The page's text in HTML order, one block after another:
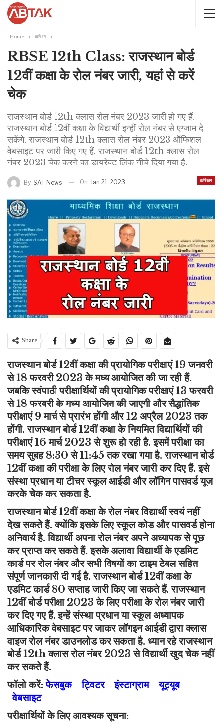
Home करिअर
RBSE 12th Class: राजस्थान बोर्ड
12वीं कक्षा के रोल नंबर जारी, यहां से करें
चेक
राजस्थान बोर्ड 12th क्लास रोल नंबर 2023 जारी हो गए हैं.
राजस्थान बोर्ड 12वीं कक्षा के विद्यार्थी इन्हीं रोल नंबर से एग्जाम दे
सकेंगे. राजस्थान बोर्ड 12th क्लास रोल नंबर 2023 ऑफिशल
वेबसाइट पर जारी किए गए हैं. राजस्थान बोर्ड 12th क्लास रोल
नंबर 2023 चेक करने का डायरेक्ट लिंक नीचे दिया गया है.
करिअर
By SAT News On Jan 21, 2023
Share
राजस्थान बोर्ड 12वीं कक्षा की प्रायोगिक परीक्षाएं 19 जनवरी
से 18 फरवरी 2023 के मध्य आयोजित की जा रही हैं.
जबकि स्वंपाठी परीक्षार्थियों की प्रायोगिक परीक्षाएं 13 फरवरी
से 18 फरवरी के मध्य आयोजित की जाएगी और सैद्धांतिक
परीक्षाएं 9 मार्च से प्रारंभ होंगी और 12 अप्रैल 2023 तक
होंगी. राजस्थान बोर्ड 12वीं कक्षा के नियमित विद्यार्थियों की
परीक्षाएं 16 मार्च 2023 से शुरू हो रही है. इसमें परीक्षा का
समय सुबह 8:30 से 11:45 तक रखा गया है. राजस्थान बोर्ड
12वीं कक्षा की परीक्षा के लिए रोल नंबर जारी कर दिए हैं. इसे
संस्था प्रधान या टीचर स्कूल आईडी और लॉगिन पासवर्ड यूज
करके चेक कर सकता है.
राजस्थान बोर्ड 12वीं कक्षा के रोल नंबर विद्यार्थी स्वयं नहीं
देख सकते हैं. क्योंकि इसके लिए स्कूल कोड और पासवर्ड होना
अनिवार्य है. विद्यार्थी अपना रोल नंबर अपने अध्यापक से पूछ
कर प्राप्त कर सकते हैं. इसके अलावा विद्यार्थी के एडमिट
कार्ड पर रोल नंबर और सभी विषयों का टाइम टेबल सहित
संपूर्ण जानकारी दी गई है. राजस्थान बोर्ड 12वीं कक्षा के
एडमिट कार्ड 80 सप्ताह जारी किए जा सकते हैं. राजस्थान
12वीं बोर्ड परीक्षा 2023 के लिए परीक्षा के रोल नंबर जारी
कर दिए गए हैं. इन्हें संस्था प्रधान या स्कूल अध्यापक
आधिकारिक वेबसाइट पर जाकर लॉगइन आईडी द्वारा क्लास
वाइज रोल नंबर डाउनलोड कर सकता है. ध्यान रहे राजस्थान
बोर्ड 12th क्लास रोल नंबर 2023 से विद्यार्थी खुद चेक नहीं
कर सकते हैं.
फॉलो करें:फेसबुक ट्विटर इंस्टाग्राम
यूट्यूब
वेबसाइट
परीक्षार्थियों के लिए आवश्यक सूचना: